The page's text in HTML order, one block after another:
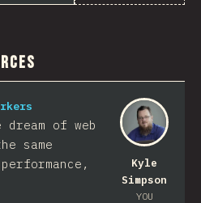
Kyle
Simpson
YOU
dream of web
same